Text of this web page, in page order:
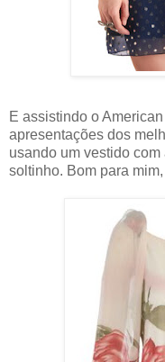
E assistindo o
apresentações dos
usando um vestido
soltinho. Bom para